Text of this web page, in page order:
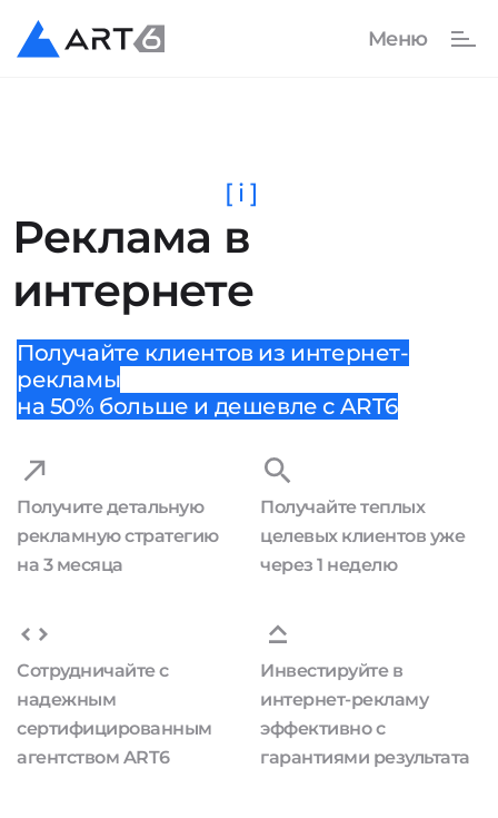
Реклама в
интернете
[ i ]
Получайте клиентов из интернет-
рекламы
на 50% больше и дешевле с ART6
Получите детальную
рекламную стратегию
на 3 месяца
Получайте теплых
целевых клиентов уже
через 1 неделю
Сотрудничайте с
надежным
сертифицированным
агентством ART6
Инвестируйте в
интернет-рекламу
эффективно с
гарантиями результата